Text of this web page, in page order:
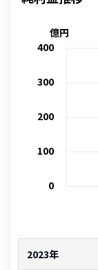
0
100
200
300
400
億円
2023年